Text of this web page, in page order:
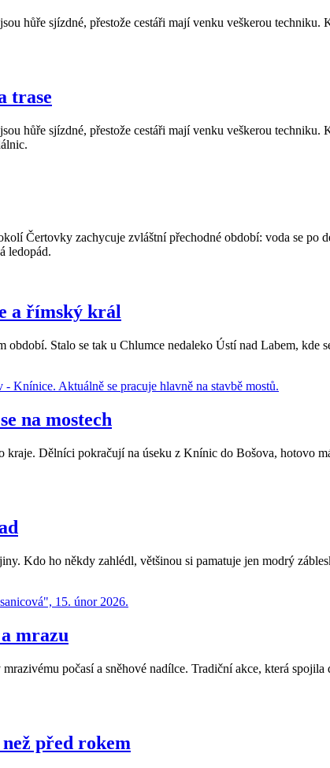
hůře sjízdné, přestože cestáři mají venku veškerou techniku.
trase
hůře sjízdné, přestože cestáři mají venku veškerou techniku.
Čertovky zachycuje zvláštní přechodné období: voda se po
ledopád.
a římský král
Stalo se tak u Chlumce nedaleko Ústí nad Labem, kde
na mostech
Dělníci pokračují na úseku z Knínic do Bošova, hotovo
Kdo ho někdy zahlédl, většinou si pamatuje jen modrý
mrazu
počasí a sněhové nadílce. Tradiční akce, která spojila
před rokem